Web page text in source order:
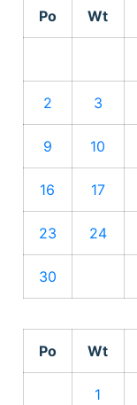
Po Wt
2 3
9 10
16 17
23 24
30
Po Wt
1